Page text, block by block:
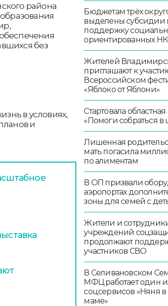
района
без
в условиях,
и
Бюджетам трёх
выделены субсидии
поддержку
ориентированных
Жителей
приглашают к
Всероссийском
«Яблоко от Яблони»
Стартовала
«Помоги собраться в
Лишенная
мать погасила
по алиментам
В ОП призвали
аэропортах
зоны для семей с
Жители и
учреждений
продолжают
участников СВО
В Селивановском
МФЦ работает один
соцсервисов «Няня
маме»